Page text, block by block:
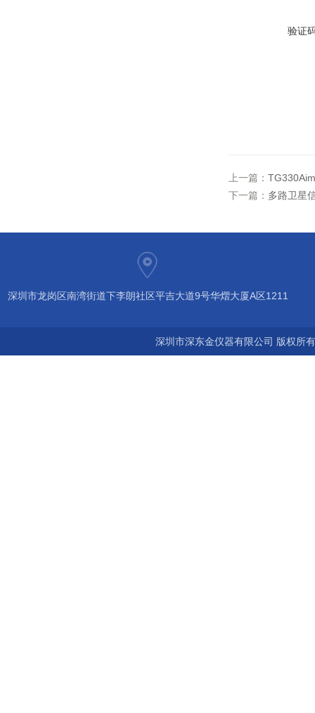
验证
上一篇：
下一篇： 多路卫星
深圳市龙岗区南湾街道下李朗社区平吉大道9号华熠大厦A区1211
深圳市深东金仪器有限公司 版权所